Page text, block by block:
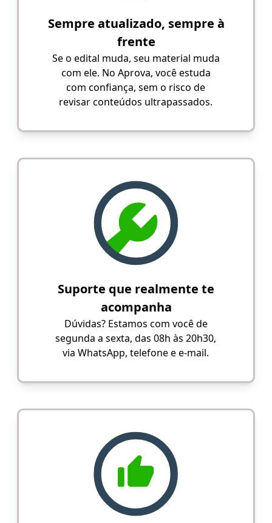
Sempre atualizado, sempre à
frente
Se o edital muda, seu material muda
com ele. No Aprova, você estuda
com confiança, sem o risco de
revisar conteúdos ultrapassados.
Suporte que realmente te
acompanha
Dúvidas? Estamos com você de
segunda a sexta, das 08h às 20h30,
via WhatsApp, telefone e e-mail.